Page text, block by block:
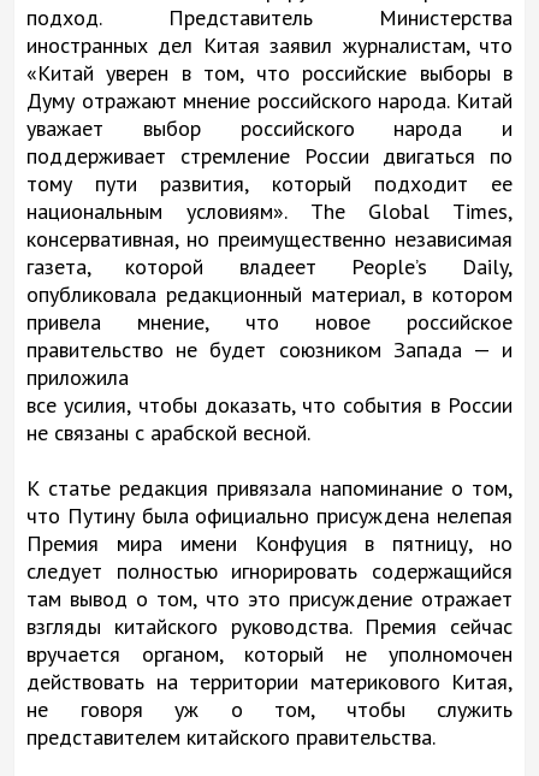
подход. Представитель Министерства
иностранных дел Китая заявил журналистам, что
«Китай уверен в том, что российские выборы в
Думу отражают мнение российского народа. Китай
уважает выбор российского народа и
поддерживает стремление России двигаться по
тому пути развития, который подходит ее
национальным условиям». The Global Times,
консервативная, но преимущественно независимая
газета, которой владеет People’s Daily,
опубликовала редакционный материал, в котором
привела мнение, что новое российское
правительство не будет союзником Запада — и
приложила
все усилия, чтобы доказать, что события в России
не связаны с арабской весной.
К статье редакция привязала напоминание о том,
что Путину была официально присуждена нелепая
Премия мира имени Конфуция в пятницу, но
следует полностью игнорировать содержащийся
там вывод о том, что это присуждение отражает
взгляды китайского руководства. Премия сейчас
вручается органом, который не уполномочен
действовать на территории материкового Китая,
не говоря уж о том, чтобы служить
представителем китайского правительства.